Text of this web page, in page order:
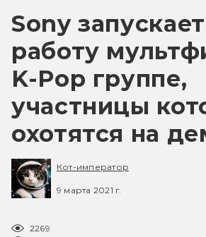
Sony
работу
K-Pop группе,
участницы
охотятся на
Кот-император
9 марта 2021 г.
2269